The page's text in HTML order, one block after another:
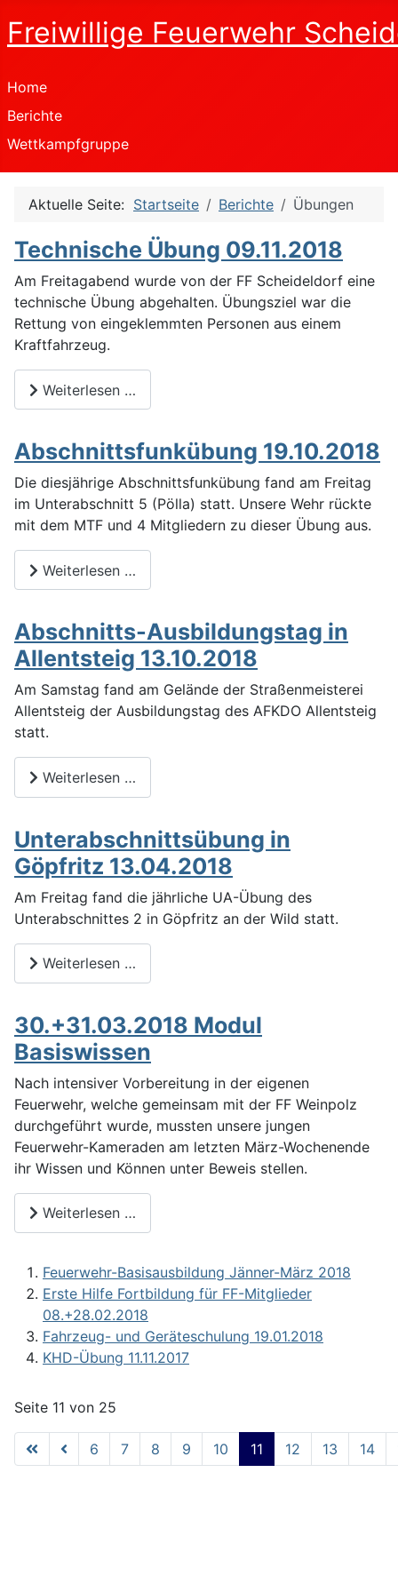
Freiwillige Feuerwehr
Home
Berichte
Wettkampfgruppe
Aktuelle Seite: Startseite Berichte Übungen
Technische Übung 09.11.2018
Am Freitagabend wurde von der FF Scheideldorf eine
technische Übung abgehalten. Übungsziel war die
Rettung von eingeklemmten Personen aus einem
Kraftfahrzeug.
Weiterlesen …
Abschnittsfunkübung 19.10.2018
Die diesjährige Abschnittsfunkübung fand am Freitag
im Unterabschnitt 5 (Pölla) statt. Unsere Wehr rückte
mit dem MTF und 4 Mitgliedern zu dieser Übung aus.
Weiterlesen …
Abschnitts-Ausbildungstag in
Allentsteig 13.10.2018
Am Samstag fand am Gelände der Straßenmeisterei
Allentsteig der Ausbildungstag des AFKDO Allentsteig
statt.
Weiterlesen …
Unterabschnittsübung in
Göpfritz 13.04.2018
Am Freitag fand die jährliche UA-Übung des
Unterabschnittes 2 in Göpfritz an der Wild statt.
Weiterlesen …
30.+31.03.2018 Modul
Basiswissen
Nach intensiver Vorbereitung in der eigenen
Feuerwehr, welche gemeinsam mit der FF Weinpolz
durchgeführt wurde, mussten unsere jungen
Feuerwehr-Kameraden am letzten März-Wochenende
ihr Wissen und Können unter Beweis stellen.
Weiterlesen …
Feuerwehr-Basisausbildung Jänner-März 2018
Erste Hilfe Fortbildung für FF-Mitglieder
08.+28.02.2018
Fahrzeug- und Geräteschulung 19.01.2018
KHD-Übung 11.11.2017
Seite 11 von 25
6 7 8 9 10 11 12 13 14